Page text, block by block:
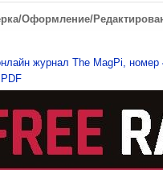
Оформление/
журнал The MagPi, номер